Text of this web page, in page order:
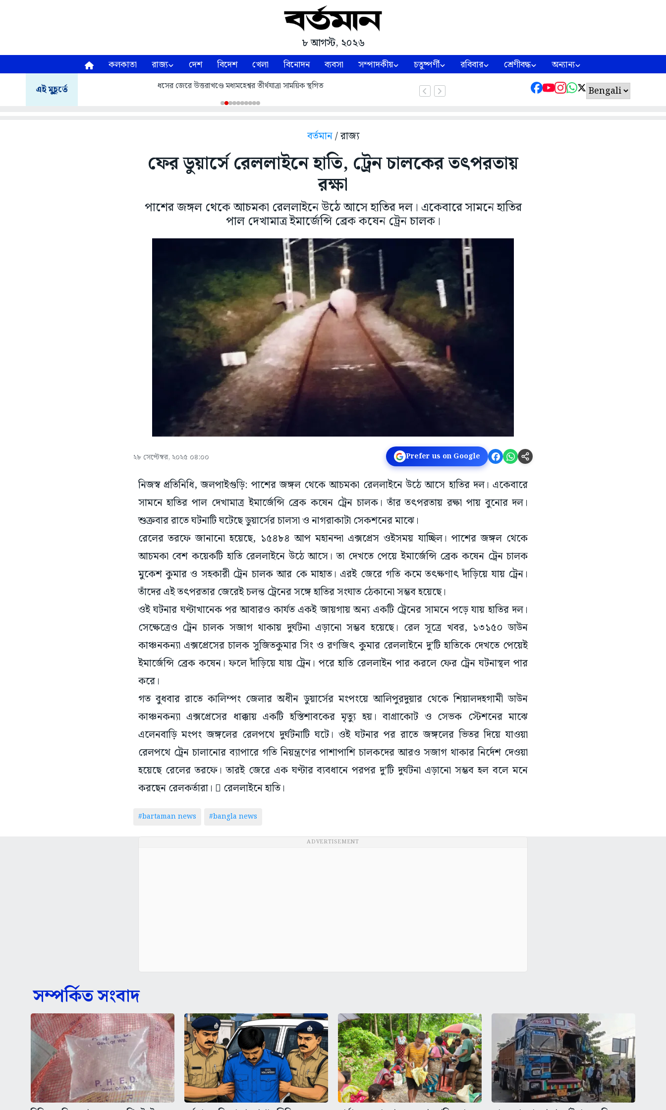
৮ আগস্ট, ২০২৬
কলকাতা রাজ্য দেশ বিদেশ খেলা বিনোদন ব্যবসা সম্পাদকীয় চতুষ্পর্ণী রবিবার শ্রেণীবদ্ধ অন্যান্য
এই মুহূর্তে ধসের জেরে উত্তরাখণ্ডে মধ্যমহেশ্বর তীর্থযাত্রা সাময়িক স্থগিত
বর্তমান/ রাজ্য
ফের ডুয়ার্সে রেললাইনে হাতি, ট্রেন চালকের তৎপরতায়
রক্ষা
পাশের জঙ্গল থেকে আচমকা রেললাইনে উঠে আসে হাতির দল। একেবারে সামনে হাতির
পাল দেখামাত্র ইমার্জেন্সি ব্রেক কষেন ট্রেন চালক।
২৮ সেপ্টেম্বর, ২০২৫ ০৪:০০ Prefer us on Google
নিজস্ব প্রতিনিধি, জলপাইগুড়ি: পাশের জঙ্গল থেকে আচমকা রেললাইনে উঠে আসে হাতির দল। একেবারে
সামনে হাতির পাল দেখামাত্র ইমার্জেন্সি ব্রেক কষেন ট্রেন চালক। তাঁর তৎপরতায় রক্ষা পায় বুনোর দল।
শুক্রবার রাতে ঘটনাটি ঘটেছে ডুয়ার্সের চালসা ও নাগরাকাটা সেকশনের মাঝে।
রেলের তরফে জানানো হয়েছে, ১৫৪৮৪ আপ মহানন্দা এক্সপ্রেস ওইসময় যাচ্ছিল। পাশের জঙ্গল থেকে
আচমকা বেশ কয়েকটি হাতি রেললাইনে উঠে আসে। তা দেখতে পেয়ে ইমার্জেন্সি ব্রেক কষেন ট্রেন চালক
মুকেশ কুমার ও সহকারী ট্রেন চালক আর কে মাহাত। এরই জেরে গতি কমে তৎক্ষণাৎ দাঁড়িয়ে যায় ট্রেন।
তাঁদের এই তৎপরতার জেরেই চলন্ত ট্রেনের সঙ্গে হাতির সংঘাত ঠেকানো সম্ভব হয়েছে।
ওই ঘটনার ঘণ্টাখানেক পর আবারও কার্যত একই জায়গায় অন্য একটি ট্রেনের সামনে পড়ে যায় হাতির দল।
সেক্ষেত্রেও ট্রেন চালক সজাগ থাকায় দুর্ঘটনা এড়ানো সম্ভব হয়েছে। রেল সূত্রে খবর, ১৩১৫০ ডাউন
কাঞ্চনকন্যা এক্সপ্রেসের চালক সুজিতকুমার সিং ও রণজিৎ কুমার রেললাইনে দু’টি হাতিকে দেখতে পেয়েই
ইমার্জেন্সি ব্রেক কষেন। ফলে দাঁড়িয়ে যায় ট্রেন। পরে হাতি রেললাইন পার করলে ফের ট্রেন ঘটনাস্থল পার
করে।
গত বুধবার রাতে কালিম্পং জেলার অধীন ডুয়ার্সের মংপংয়ে আলিপুরদুয়ার থেকে শিয়ালদহগামী ডাউন
কাঞ্চনকন্যা এক্সপ্রেসের ধাক্কায় একটি হস্তিশাবকের মৃত্যু হয়। বাগ্রাকোট ও সেভক স্টেশনের মাঝে
এলেনবাড়ি মংপং জঙ্গলের রেলপথে দুর্ঘটনাটি ঘটে। ওই ঘটনার পর রাতে জঙ্গলের ভিতর দিয়ে যাওয়া
রেলপথে ট্রেন চালানোর ব্যাপারে গতি নিয়ন্ত্রণের পাশাপাশি চালকদের আরও সজাগ থাকার নির্দেশ দেওয়া
হয়েছে রেলের তরফে। তারই জেরে এক ঘণ্টার ব্যবধানে পরপর দু’টি দুর্ঘটনা এড়ানো সম্ভব হল বলে মনে
করছেন রেলকর্তারা।  রেললাইনে হাতি।
#bartaman news #bangla news
ADVERTISEMENT
সম্পর্কিত সংবাদ